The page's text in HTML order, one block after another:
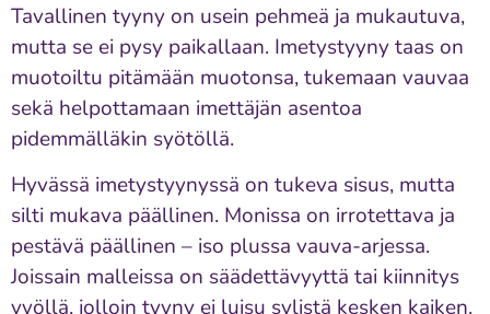
Tavallinen tyyny on usein pehmeä ja mukautuva,
mutta se ei pysy paikallaan. Imetystyyny taas on
muotoiltu pitämään muotonsa, tukemaan vauvaa
sekä helpottamaan imettäjän asentoa
pidemmälläkin syötöllä.
Hyvässä imetystyynyssä on tukeva sisus, mutta
silti mukava päällinen. Monissa on irrotettava ja
pestävä päällinen – iso plussa vauva-arjessa.
Joissain malleissa on säädettävyyttä tai kiinnitys
vyöllä, jolloin tyyny ei luisu sylistä kesken kaiken.